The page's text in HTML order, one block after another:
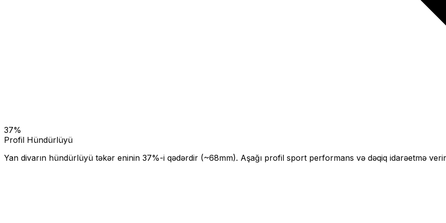
37%
Profil Hündürlüyü
Yan divarın hündürlüyü təkər eninin 37%-i qədərdir (~68mm). Aşağı profil sport performans və dəqiq idarəetmə